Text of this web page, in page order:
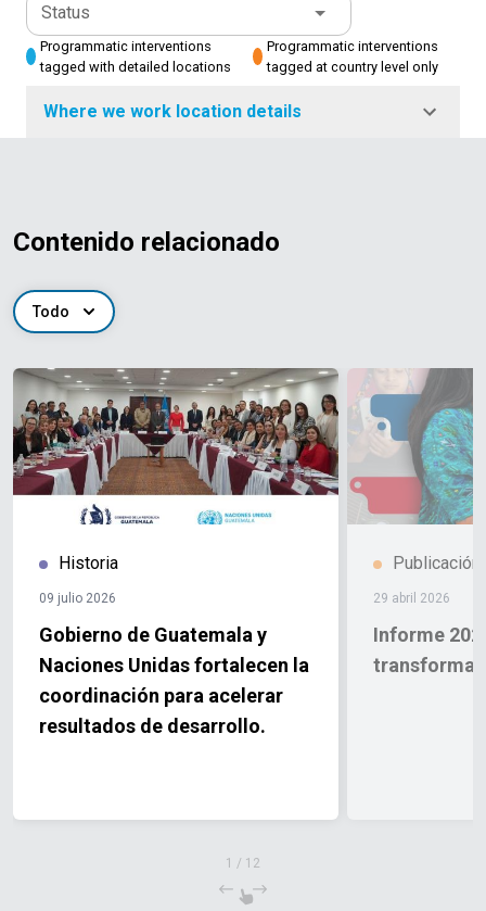
Status
Programmatic interventions
tagged with detailed locations
Programmatic interventions
tagged at country level only
Where we work location details
Contenido relacionado
Todo
Historia
09 julio 2026
Gobierno de Guatemala y
Naciones Unidas fortalecen la
coordinación para acelerar
resultados de desarrollo.
Publicación
29 abril 2026
Informe
1 / 12